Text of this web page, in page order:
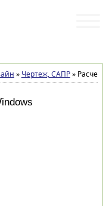
» Чертеж, САПР»Расчет